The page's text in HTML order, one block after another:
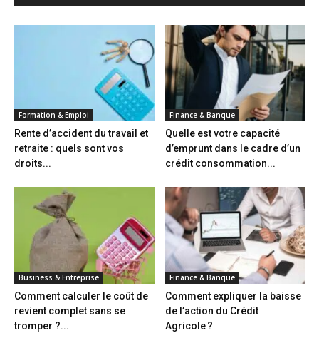
Formation & Emploi
Rente d’accident du travail et
retraite : quels sont vos
droits...
Finance & Banque
Quelle est votre capacité
d’emprunt dans le cadre d’un
crédit consommation...
Business & Entreprise
Comment calculer le coût de
revient complet sans se
tromper ?...
Finance & Banque
Comment expliquer la baisse
de l’action du Crédit
Agricole ?